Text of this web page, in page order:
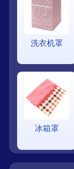
洗衣机罩
冰箱罩